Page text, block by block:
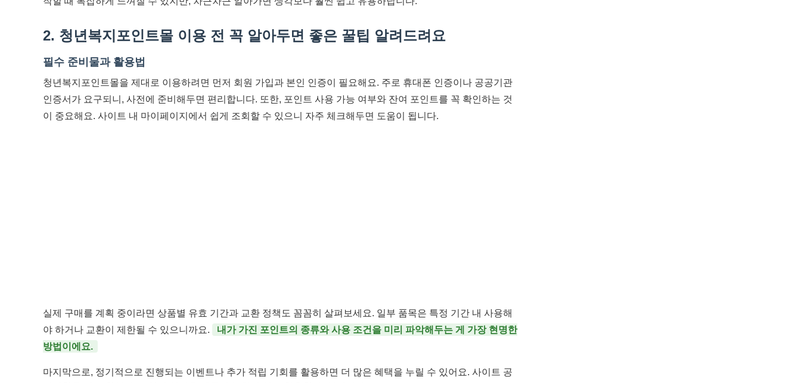
2. 청년복지포인트몰 이용 전 꼭 알아두면 좋은 꿀팁 알려드려요
필수 준비물과 활용법
청년복지포인트몰을 제대로 이용하려면 먼저 회원 가입과 본인 인증이 필요해요. 주로 휴대폰 인증이나 공공기관
인증서가 요구되니, 사전에 준비해두면 편리합니다. 또한, 포인트 사용 가능 여부와 잔여 포인트를 꼭 확인하는 것
이 중요해요. 사이트 내 마이페이지에서 쉽게 조회할 수 있으니 자주 체크해두면 도움이 됩니다.
실제 구매를 계획 중이라면 상품별 유효 기간과 교환 정책도 꼼꼼히 살펴보세요. 일부 품목은 특정 기간 내 사용해
야 하거나 교환이 제한될 수 있으니까요.
내가 가진 포인트의 종류와 사용 조건을 미리 파악해두는 게 가장 현명한
방법이에요.
마지막으로, 정기적으로 진행되는 이벤트나 추가 적립 기회를 활용하면 더 많은 혜택을 누릴 수 있어요. 사이트 공